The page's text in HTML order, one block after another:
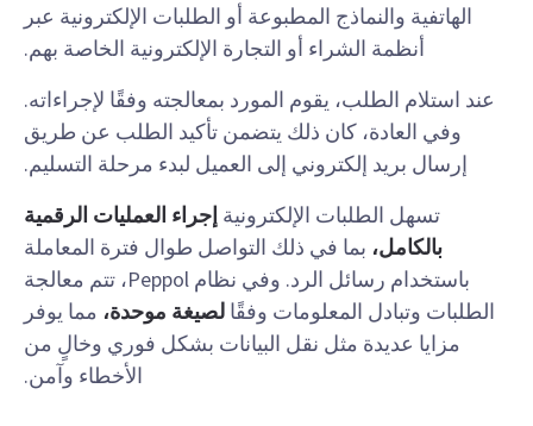
الهاتفية والنماذج المطبوعة أو الطلبات الإلكترونية عبر
أنظمة الشراء أو التجارة الإلكترونية الخاصة بهم.
عند استلام الطلب، يقوم المورد بمعالجته وفقًا لإجراءاته.
وفي العادة، كان ذلك يتضمن تأكيد الطلب عن طريق
إرسال بريد إلكتروني إلى العميل لبدء مرحلة التسليم.
تسهل الطلبات الإلكترونية إجراء العمليات الرقمية
بالكامل، بما في ذلك التواصل طوال فترة المعاملة
باستخدام رسائل الرد. وفي نظام Peppol، تتم معالجة
الطلبات وتبادل المعلومات وفقًا لصيغة موحدة، مما يوفر
مزايا عديدة مثل نقل البيانات بشكل فوري وخالٍ من
الأخطاء وآمن.